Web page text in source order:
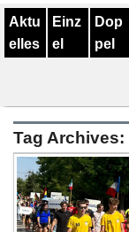
Geschichte
Training
Spieler
Kontakt
Links
Aktu
elles
Einz
el
Dop
pel
Tag Archives: